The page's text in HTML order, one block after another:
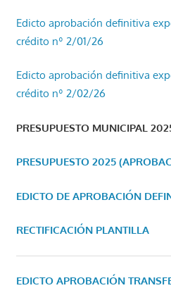
Edicto aprobación definitiva
crédito nº 2/01/26
Edicto aprobación definitiva
crédito nº 2/02/26
PRESUPUESTO MUNICIPAL
PRESUPUESTO 2025
EDICTO DE APROBACIÓN
RECTIFICACIÓN PLANTILLA
EDICTO APROBACIÓN